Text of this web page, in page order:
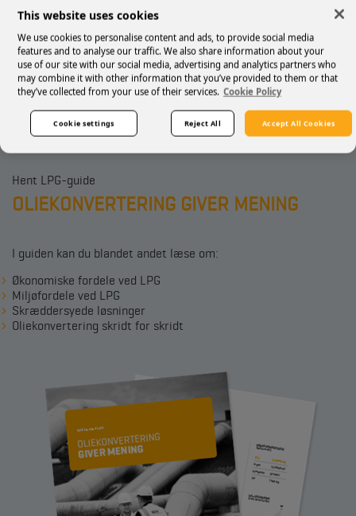
Læs kunde cases
De bruger
også LPG
Hent LPG-guide
OLIEKONVERTERING GIVER MENING
I guiden kan du blandet andet læse om:
Økonomiske fordele ved LPG
Miljøfordele ved LPG
Skræddersyede løsninger
Oliekonvertering skridt for skridt
This website uses cookies
We use cookies to personalise content and ads, to provide social media
features and to analyse our traffic. We also share information about your
use of our site with our social media, advertising and analytics partners who
may combine it with other information that you’ve provided to them or that
they’ve collected from your use of their services. Cookie Policy
Reject All Accept All Cookies
Cookie settings